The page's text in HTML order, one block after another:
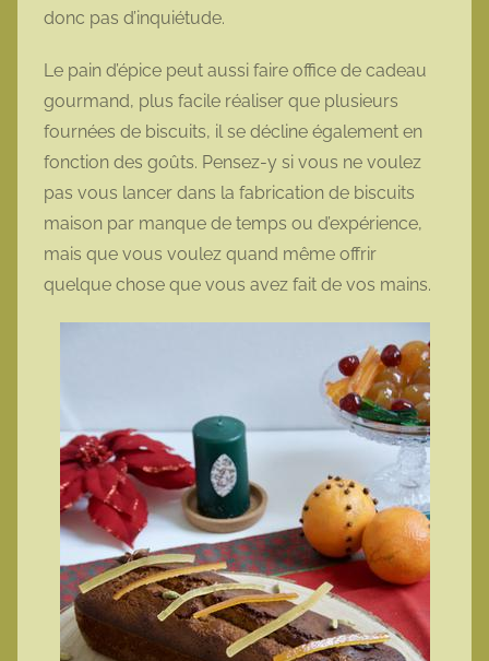
donc pas d’inquiétude.
Le pain d’épice peut aussi faire office de cadeau
gourmand, plus facile réaliser que plusieurs
fournées de biscuits, il se décline également en
fonction des goûts. Pensez-y si vous ne voulez
pas vous lancer dans la fabrication de biscuits
maison par manque de temps ou d’expérience,
mais que vous voulez quand même offrir
quelque chose que vous avez fait de vos mains.